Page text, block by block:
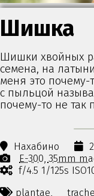
Шишка
Шишки хвойных
семена, на
меня это почему-
с пыльцой
почему-то не так
Нахабино
E-300 35mm
f/4.5 1/125s
plantae,